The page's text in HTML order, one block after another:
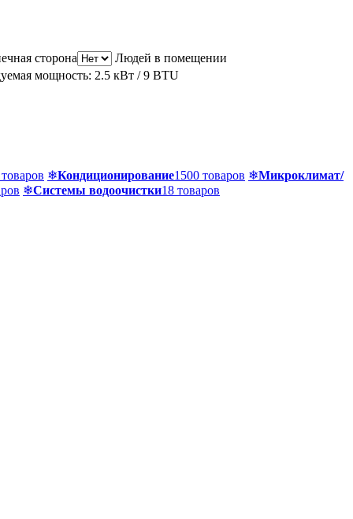
сторона
Людей в помещении
мощность: 2.5 кВт / 9 BTU
❄Кондиционирование1500 товаров ❄Микроклимат/
❄Системы водоочистки18 товаров